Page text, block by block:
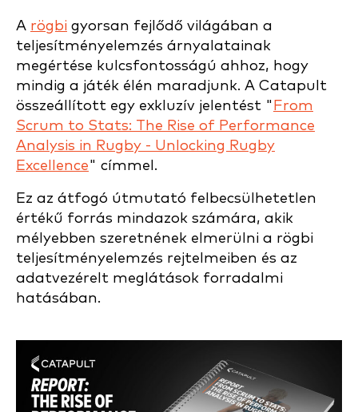
A rögbi gyorsan fejlődő világában a
teljesítményelemzés árnyalatainak
megértése kulcsfontosságú ahhoz, hogy
mindig a játék élén maradjunk. A Catapult
összeállított egy exkluzív jelentést " From
Scrum to Stats: The Rise of Performance
Analysis in Rugby - Unlocking Rugby
Excellence" címmel.
Ez az átfogó útmutató felbecsülhetetlen
értékű forrás mindazok számára, akik
mélyebben szeretnének elmerülni a rögbi
teljesítményelemzés rejtelmeiben és az
adatvezérelt meglátások forradalmi
hatásában.